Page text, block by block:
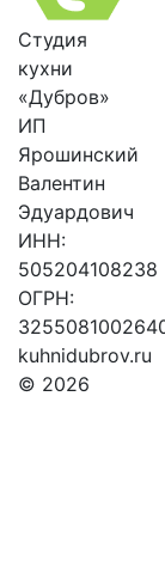
Студия
кухни
«Дубров»
ИП
Ярошинский
Валентин
Эдуардович
ИНН:
505204108238
ОГРН:
kuhnidubrov.ru
© 2026